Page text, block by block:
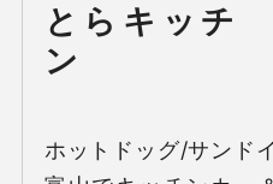
とらキッチ
ン
ホットドッグ/サンド